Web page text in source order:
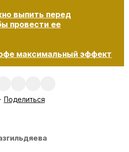
выпить перед
провести ее
максимальный эффект
Поделиться